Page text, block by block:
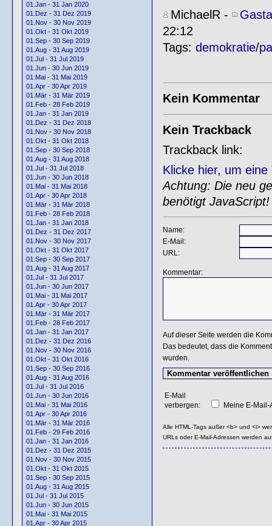
01.Jan - 31 Jan 2020
01.Dez - 31 Dez 2019
01.Nov - 30 Nov 2019
01.Okt - 31 Okt 2019
01.Sep - 30 Sep 2019
01.Aug - 31 Aug 2019
01.Jul - 31 Jul 2019
01.Jun - 30 Jun 2019
01.Mai - 31 Mai 2019
01.Apr - 30 Apr 2019
01.Mär - 31 Mär 2019
01.Feb - 28 Feb 2019
01.Jan - 31 Jan 2019
01.Dez - 31 Dez 2018
01.Nov - 30 Nov 2018
01.Okt - 31 Okt 2018
01.Sep - 30 Sep 2018
01.Aug - 31 Aug 2018
01.Jul - 31 Jul 2018
01.Jun - 30 Jun 2018
01.Mai - 31 Mai 2018
01.Apr - 30 Apr 2018
01.Mär - 31 Mär 2018
01.Feb - 28 Feb 2018
01.Jan - 31 Jan 2018
01.Dez - 31 Dez 2017
01.Nov - 30 Nov 2017
01.Okt - 31 Okt 2017
01.Sep - 30 Sep 2017
01.Aug - 31 Aug 2017
01.Jul - 31 Jul 2017
01.Jun - 30 Jun 2017
01.Mai - 31 Mai 2017
01.Apr - 30 Apr 2017
01.Mär - 31 Mär 2017
01.Feb - 28 Feb 2017
01.Jan - 31 Jan 2017
01.Dez - 31 Dez 2016
01.Nov - 30 Nov 2016
01.Okt - 31 Okt 2016
01.Sep - 30 Sep 2016
01.Aug - 31 Aug 2016
01.Jul - 31 Jul 2016
01.Jun - 30 Jun 2016
01.Mai - 31 Mai 2016
01.Apr - 30 Apr 2016
01.Mär - 31 Mär 2016
01.Feb - 29 Feb 2016
01.Jan - 31 Jan 2016
01.Dez - 31 Dez 2015
01.Nov - 30 Nov 2015
01.Okt - 31 Okt 2015
01.Sep - 30 Sep 2015
01.Aug - 31 Aug 2015
01.Jul - 31 Jul 2015
01.Jun - 30 Jun 2015
01.Mai - 31 Mai 2015
01.Apr - 30 Apr 2015
MichaelR -
22:12
Tags: demokratie/
Kein Kommentar
Kein Trackback
Trackback link:
Klicke hier, um
Achtung: Die neu
benötigt JavaScript!
Name:
E-Mail:
URL:
Kommentar:
Auf dieser Seite werden die
Das bedeutet, dass die
wurden.
E-Mail
verbergen:
Meine E-
Alle HTML-Tags außer <b> und <i>
URLs oder E-Mail-Adressen werden